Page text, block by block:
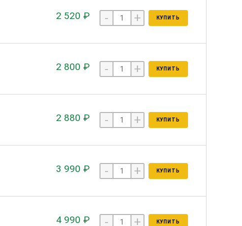
2 520 ₽ - + КУПИТЬ
2 800 ₽ - + КУПИТЬ
2 880 ₽ - + КУПИТЬ
3 990 ₽ - + КУПИТЬ
4 990 ₽ - + КУПИТЬ